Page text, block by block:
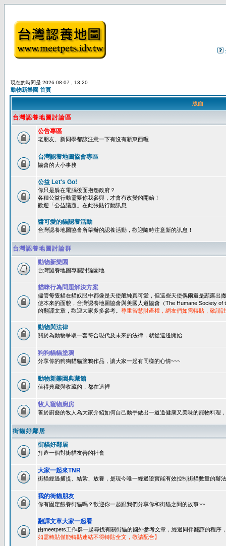
現在的時間是 2026-08-07 , 13:20
動物新樂園 首頁
版面
台灣認養地圖討論區
公告專區
老朋友、新同學都該注意一下有沒有新東西喔
台灣認養地圖協會專區
協會的大小事務
公益 Let's Go!
你只是躲在電腦後面抱怨政府？
各種公益行動需要你我參與，才會有改變的開始！
歡迎「公益議題」在此張貼行動訊息
醬可愛的貓認養活動
台灣認養地圖協會所舉辦的認養活動，歡迎隨時注意新的訊息！
台灣認養地圖討論群
動物新樂園
台灣認養地圖專屬討論園地
貓咪行為問題解決方案
儘管每隻貓在貓奴眼中都像是天使般純真可愛，但這些天使偶爾還是顯露出
使本來的面貌，台灣認養地圖協會與美國人道協會（The Humane Society
的翻譯文章，歡迎大家多多參考。 尊重智慧財產權，網友們如需轉貼，敬請
動物與法律
關於為動物爭取一套符合現代及未來的法律，就從這邊開始
狗狗貓貓塗鴉
分享你的狗狗貓貓塗鴉作品，讓大家一起有同樣的心情~~~
動物新樂園典藏館
值得典藏與收藏的，都在這裡
牧人寵物廚房
善於廚藝的牧人為大家介紹如何自己動手做出一道道健康又美味的寵物料理
街貓好鄰居
街貓好鄰居
打造一個對街貓友善的社會
大家一起來TNR
街貓經過捕捉、結紮、放養，是現今唯一經過證實能有效控制街貓數量的辦
我的街貓朋友
你有固定餵養街貓嗎？歡迎你一起跟我們分享你和街貓之間的故事~~
翻譯文章大家一起看
由meetpets工作群一起尋找有關街貓的國外參考文章，經過同伴翻譯的程序
如需轉貼僅能轉貼連結不得轉貼全文，敬請配合】